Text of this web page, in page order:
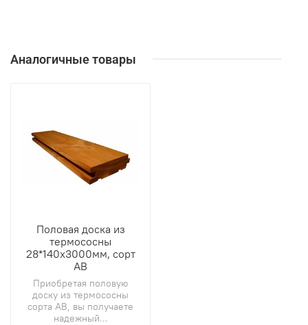
Аналогичные товары
Половая доска из
термососны
28*140х3000мм, сорт
АВ
Приобретая половую
доску из термососны
сорта АВ, вы получаете
надежный...